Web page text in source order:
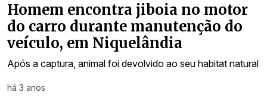
Homem encontra jiboia no motor
do carro durante manutenção do
veículo, em Niquelândia
Após a captura, animal foi devolvido ao seu habitat natural
há 3 anos